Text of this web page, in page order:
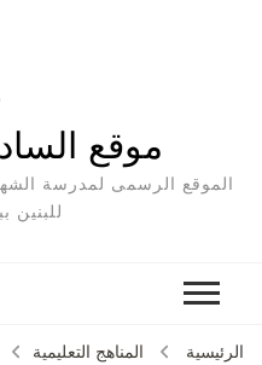
موقع
الموقع الرسمى لمدرسة
للبنين
الرئيسية
المناهج التعليمية